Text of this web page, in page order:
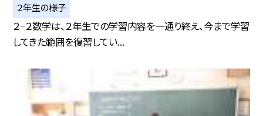
２年生の様子
２−２数学は、２年生での学習内容を一通り終え、今まで学習
してきた範囲を復習してい...